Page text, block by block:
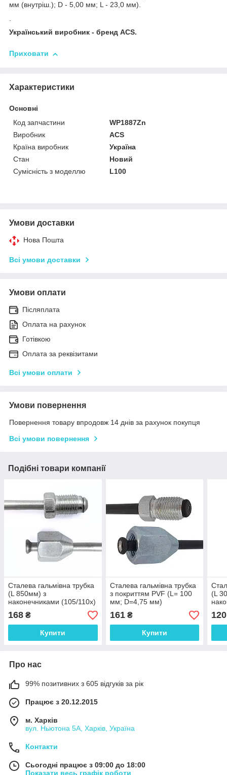
мм (внутріш.); D - 5,00 мм; L - 23,0 мм).
.
Український виробник - бренд ACS.
Приховати
Характеристики
Основні
Код запчастини
WP1887Zn
Виробник
ACS
Країна виробник
Україна
Стан
Новий
Сумісність з моделлю
L100
Умови доставки
Нова Пошта
Всі умови доставки
Умови оплати
Післяплата
Оплата на рахунок
Готівкою
Оплата за реквізитами
Всі умови оплати
Умови повернення
Повернення товару впродовж 14 днів за рахунок покупця
Всі умови повернення
Подібні товари компанії
Сталева гальмівна трубка
(L 850мм) з
наконечниками (105/110х)
- WP1678Zn
168 ₴
Купити
Сталева гальмівна трубка
з покриттям PVF (L= 100
мм; D=4,75 мм)
універсальна з
наконечниками 115/110х -
WP1887PVF
161₴
Купити
(L
120
Про нас
99% позитивних з 605 відгуків за рік
Працює з 20.12.2015
м. Харків
вул. Ньютона 5А, Харків, Україна
Контакти
Сьогодні працює з 09:00 до 18:00
Показати весь графік роботи